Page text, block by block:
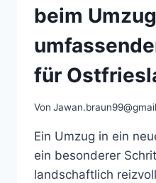
beim
für
Von
Ein Umzug in ein
ein besonderer
landschaftlich